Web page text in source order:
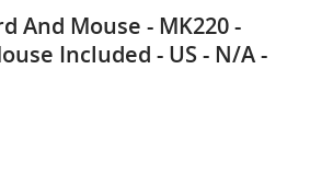
And Mouse - MK220 -
Included - US - N/A -